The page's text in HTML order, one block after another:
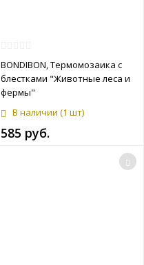
BONDIBON, Термомозаика с
блестками "Животные леса и
фермы"
В наличии (1 шт)
585 руб.